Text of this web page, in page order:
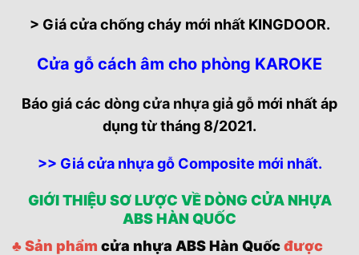
> Giá cửa chống cháy mới nhất KINGDOOR.
Cửa gỗ cách âm cho phòng KAROKE
Báogiá các dòng cửa nhựa giả gỗ mới nhất áp
dụng từ tháng 8/2021.
>> Giá cửa nhựa gỗ Composite mới nhất.
GIỚI THIỆU SƠ LƯỢC VỀ DÒNG CỬA NHỰA
ABS HÀN QUỐC
♣ Sản phẩm cửa nhựa ABS Hàn Quốcđược